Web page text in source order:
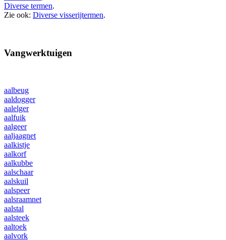
Diverse termen.
Zie ook: Diverse visserijtermen.
Vangwerktuigen
aalbeug
aaldogger
aalelger
aalfuik
aalgeer
aaljaagnet
aalkistje
aalkorf
aalkubbe
aalschaar
aalskuil
aalspeer
aalsraamnet
aalstal
aalsteek
aaltoek
aalvork